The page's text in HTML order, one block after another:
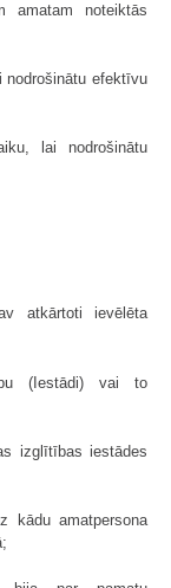
amatam noteiktās
nodrošinātu efektīvu
lai nodrošinātu
atkārtoti ievēlēta
(Iestādi) vai to
izglītības iestādes
kādu amatpersona